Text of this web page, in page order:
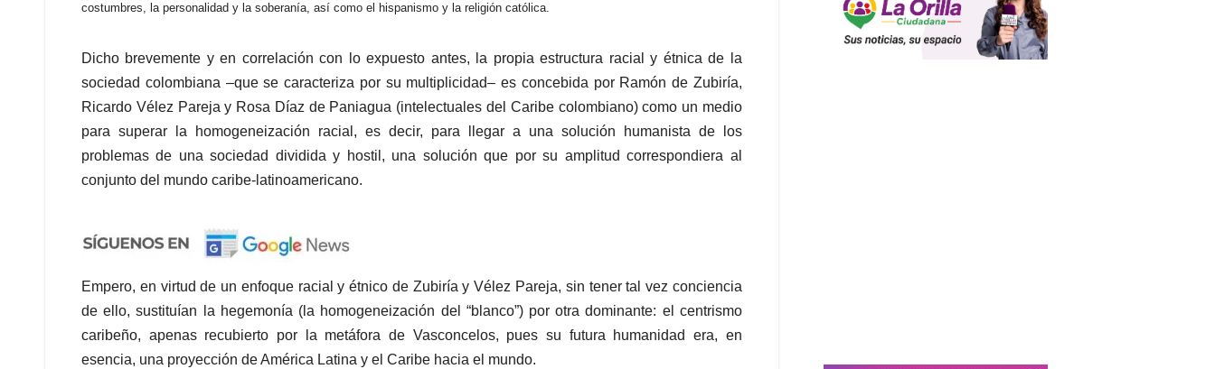
costumbres, la personalidad y la soberanía, así como el hispanismo y la religión católica.
Dicho brevemente y en correlación con lo expuesto antes, la propia estructura racial y étnica de la
sociedad colombiana –que se caracteriza por su multiplicidad– es concebida por Ramón de Zubiría,
Ricardo Vélez Pareja y Rosa Díaz de Paniagua (intelectuales del Caribe colombiano) como un medio
para superar la homogeneización racial, es decir, para llegar a una solución humanista de los
problemas de una sociedad dividida y hostil, una solución que por su amplitud correspondiera al
conjunto del mundo caribe-latinoamericano.
Empero, en virtud de un enfoque racial y étnico de Zubiría y Vélez Pareja, sin tener tal vez conciencia
de ello, sustituían la hegemonía (la homogeneización del “blanco”) por otra dominante: el centrismo
caribeño, apenas recubierto por la metáfora de Vasconcelos, pues su futura humanidad era, en
esencia, una proyección de América Latina y el Caribe hacia el mundo.